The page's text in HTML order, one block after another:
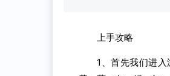
上手攻略
1、首先我们进